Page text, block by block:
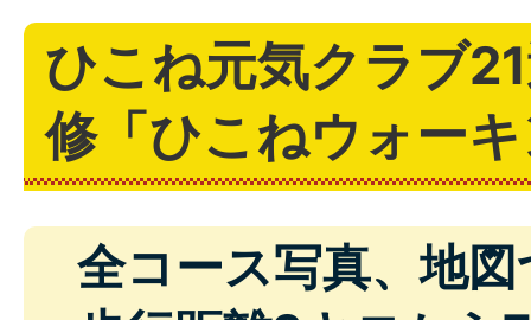
ひこね元気クラブ
修「ひこねウォー
全コース写真、地